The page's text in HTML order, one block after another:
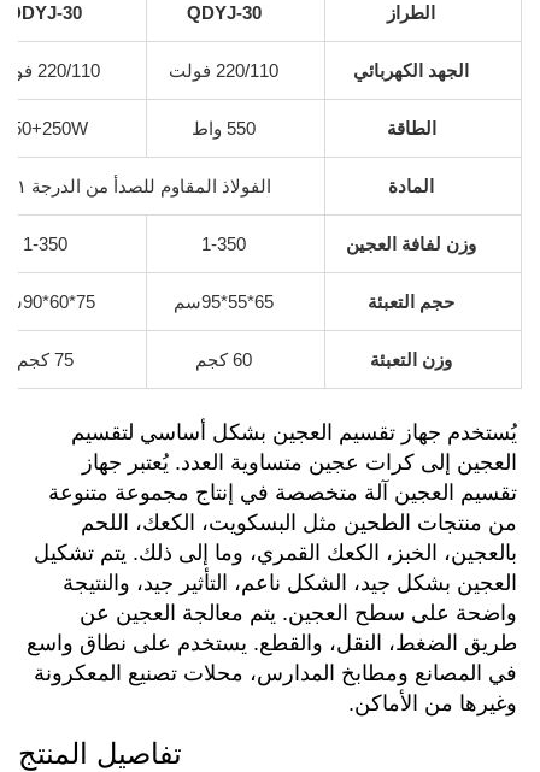
الطراز QDYJ-30
DDYJ-30
الجهد الكهربائي 220/110 فولت 220/110 فولت
الطاقة 550 واط 550+250W
المادة الفولاذ المقاوم للصدأ من الدرجة ٢٠١
وزن لفافة العجين 1-350
1-350
حجم التعبئة 65*55*95سم 75*60*90سم
وزن التعبئة 60 كجم 75 كجم
وغيرها من الأماكن.
تفاصيل المنتج